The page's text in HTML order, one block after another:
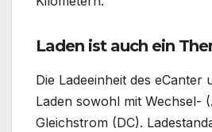
Laden ist auch ein
Die Ladeeinheit des eCanter
Laden sowohl mit Wechsel-
Gleichstrom (DC).